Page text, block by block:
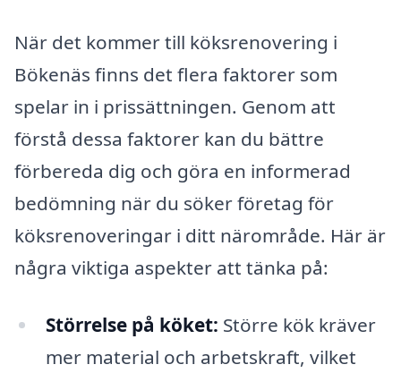
När det kommer till köksrenovering i
Bökenäs finns det flera faktorer som
spelar in i prissättningen. Genom att
förstå dessa faktorer kan du bättre
förbereda dig och göra en informerad
bedömning när du söker företag för
köksrenoveringar i ditt närområde. Här är
några viktiga aspekter att tänka på:
Störrelse på köket: Större kök kräver
mer material och arbetskraft, vilket